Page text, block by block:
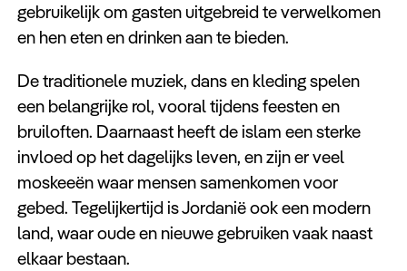
gebruikelijk om gasten uitgebreid te verwelkomen
en hen eten en drinken aan te bieden.
De traditionele muziek, dans en kleding spelen
een belangrijke rol, vooral tijdens feesten en
bruiloften. Daarnaast heeft de islam een sterke
invloed op het dagelijks leven, en zijn er veel
moskeeën waar mensen samenkomen voor
gebed. Tegelijkertijd is Jordanië ook een modern
land, waar oude en nieuwe gebruiken vaak naast
elkaar bestaan.